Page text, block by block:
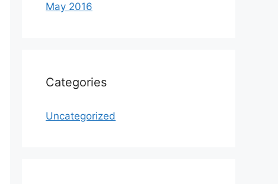
May 2016
Categories
Uncategorized